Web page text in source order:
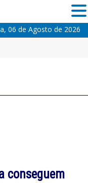
06 de Agosto de 2026
conseguem